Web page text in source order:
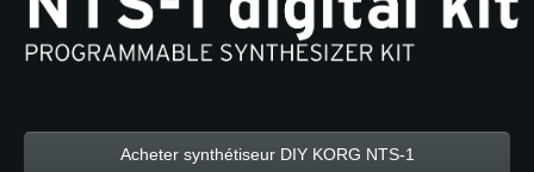
Lieu
Acheter synthétiseur DIY KORG NTS-1